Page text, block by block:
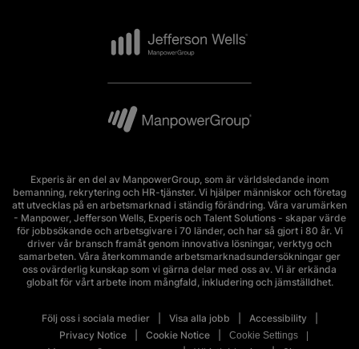
Experis är en del av ManpowerGroup, som är världsledande inom
bemanning, rekrytering och HR-tjänster. Vi hjälper människor och företag
att utvecklas på en arbetsmarknad i ständig förändring. Våra varumärken
- Manpower, Jefferson Wells, Experis och Talent Solutions - skapar värde
för jobbsökande och arbetsgivare i 70 länder, och har så gjort i 80 år. Vi
driver vår bransch framåt genom innovativa lösningar, verktyg och
samarbeten. Våra återkommande arbetsmarknadsundersökningar ger
oss ovärderlig kunskap som vi gärna delar med oss av. Vi är erkända
globalt för vårt arbete inom mångfald, inkludering och jämställdhet.
Följ oss i sociala medier Visa alla jobb
Accessibility
Privacy Notice
Cookie Notice Cookie Settings